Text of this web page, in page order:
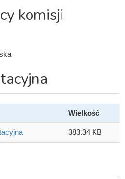
komisji
Wielkość
383.34 KB